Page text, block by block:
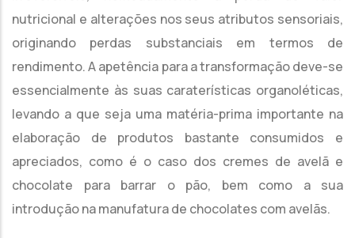
nutricional e alterações nos seus atributos sensoriais,
originando perdas substanciais em termos de
rendimento. A apetência para a transformação deve-se
essencialmente às suas caraterísticas organoléticas,
levando a que seja uma matéria-prima importante na
elaboração de produtos bastante consumidos e
apreciados, como é o caso dos cremes de avelã e
chocolate para barrar o pão, bem como a sua
introdução na manufatura de chocolates com avelãs.